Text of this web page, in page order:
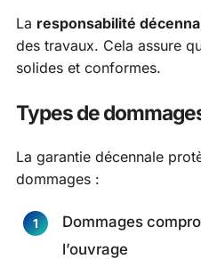
La responsabilité
des travaux. Cela assure
solides et conformes.
Types de
La garantie décennale
dommages :
Dommages
l’ouvrage